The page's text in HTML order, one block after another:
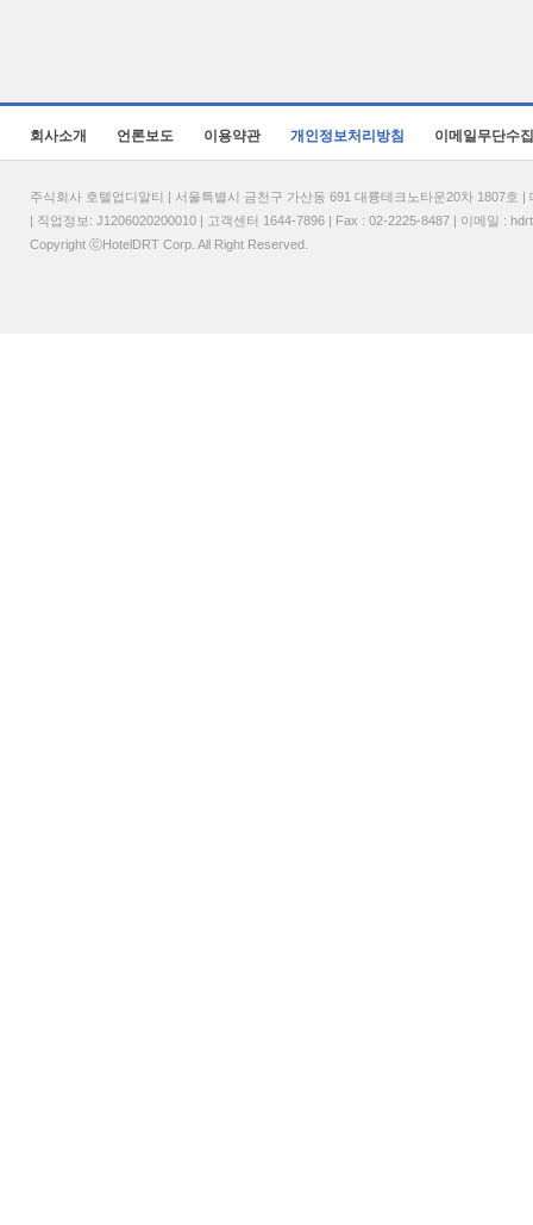
회사소개 언론보도 이용약관 개인정보처리방침 이메일무단수
주식회사 호텔업디알티 | 서울특별시 금천구 가산동 691 대륭테크노타운20차 1807
| 직업정보: J1206020200010 | 고객센터 1644-7896 | Fax : 02-2225-8487 | 이메일 :
Copyright ⓒHotelDRT Corp. All Right Reserved.